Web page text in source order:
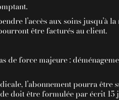
l’accès aux soins
être facturés au client.
de force majeure :
l’abonnement pourra
doit être formulée par écrit